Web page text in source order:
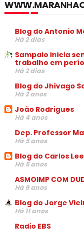
Blog do Antonio
Há 2 dias
Sampaio inicia
trabalho em
Há 2 dias
Blog do Jhivago
Há 2 anos
João Rodrigues
Há 4 anos
Dep. Professor
Há 5 anos
Blog do Carlos
Há 5 anos
ASMOIMP COM
Há 9 anos
Blog do Jorge
Há 11 anos
Radio EBS